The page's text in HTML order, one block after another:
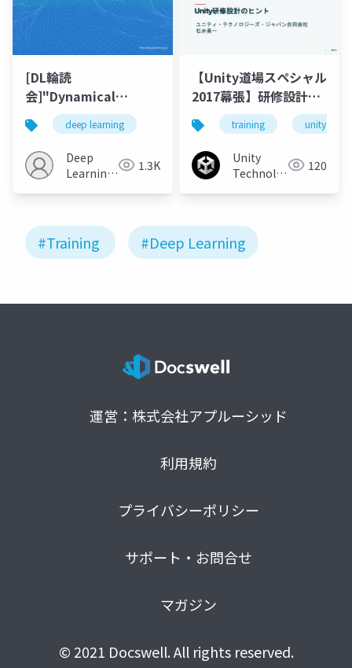
[DL輪読
会]"Dynamical
Isometry and a Mean
Field Theory of CNNs:
How to Train 10,000-
Layer Vanilla
Convolutional Neural
deep learning
Deep
Learning
1.3K
【Unity道場スペシャル
2017幕張】研修設計の
ヒントtraining unity
Unity
Technologies 120
#Training #Deep Learning
運営：株式会社アプルーシッド
利用規約
プライバシーポリシー
サポート・お問合せ
マガジン
© 2021 Docswell. All rights reserved.